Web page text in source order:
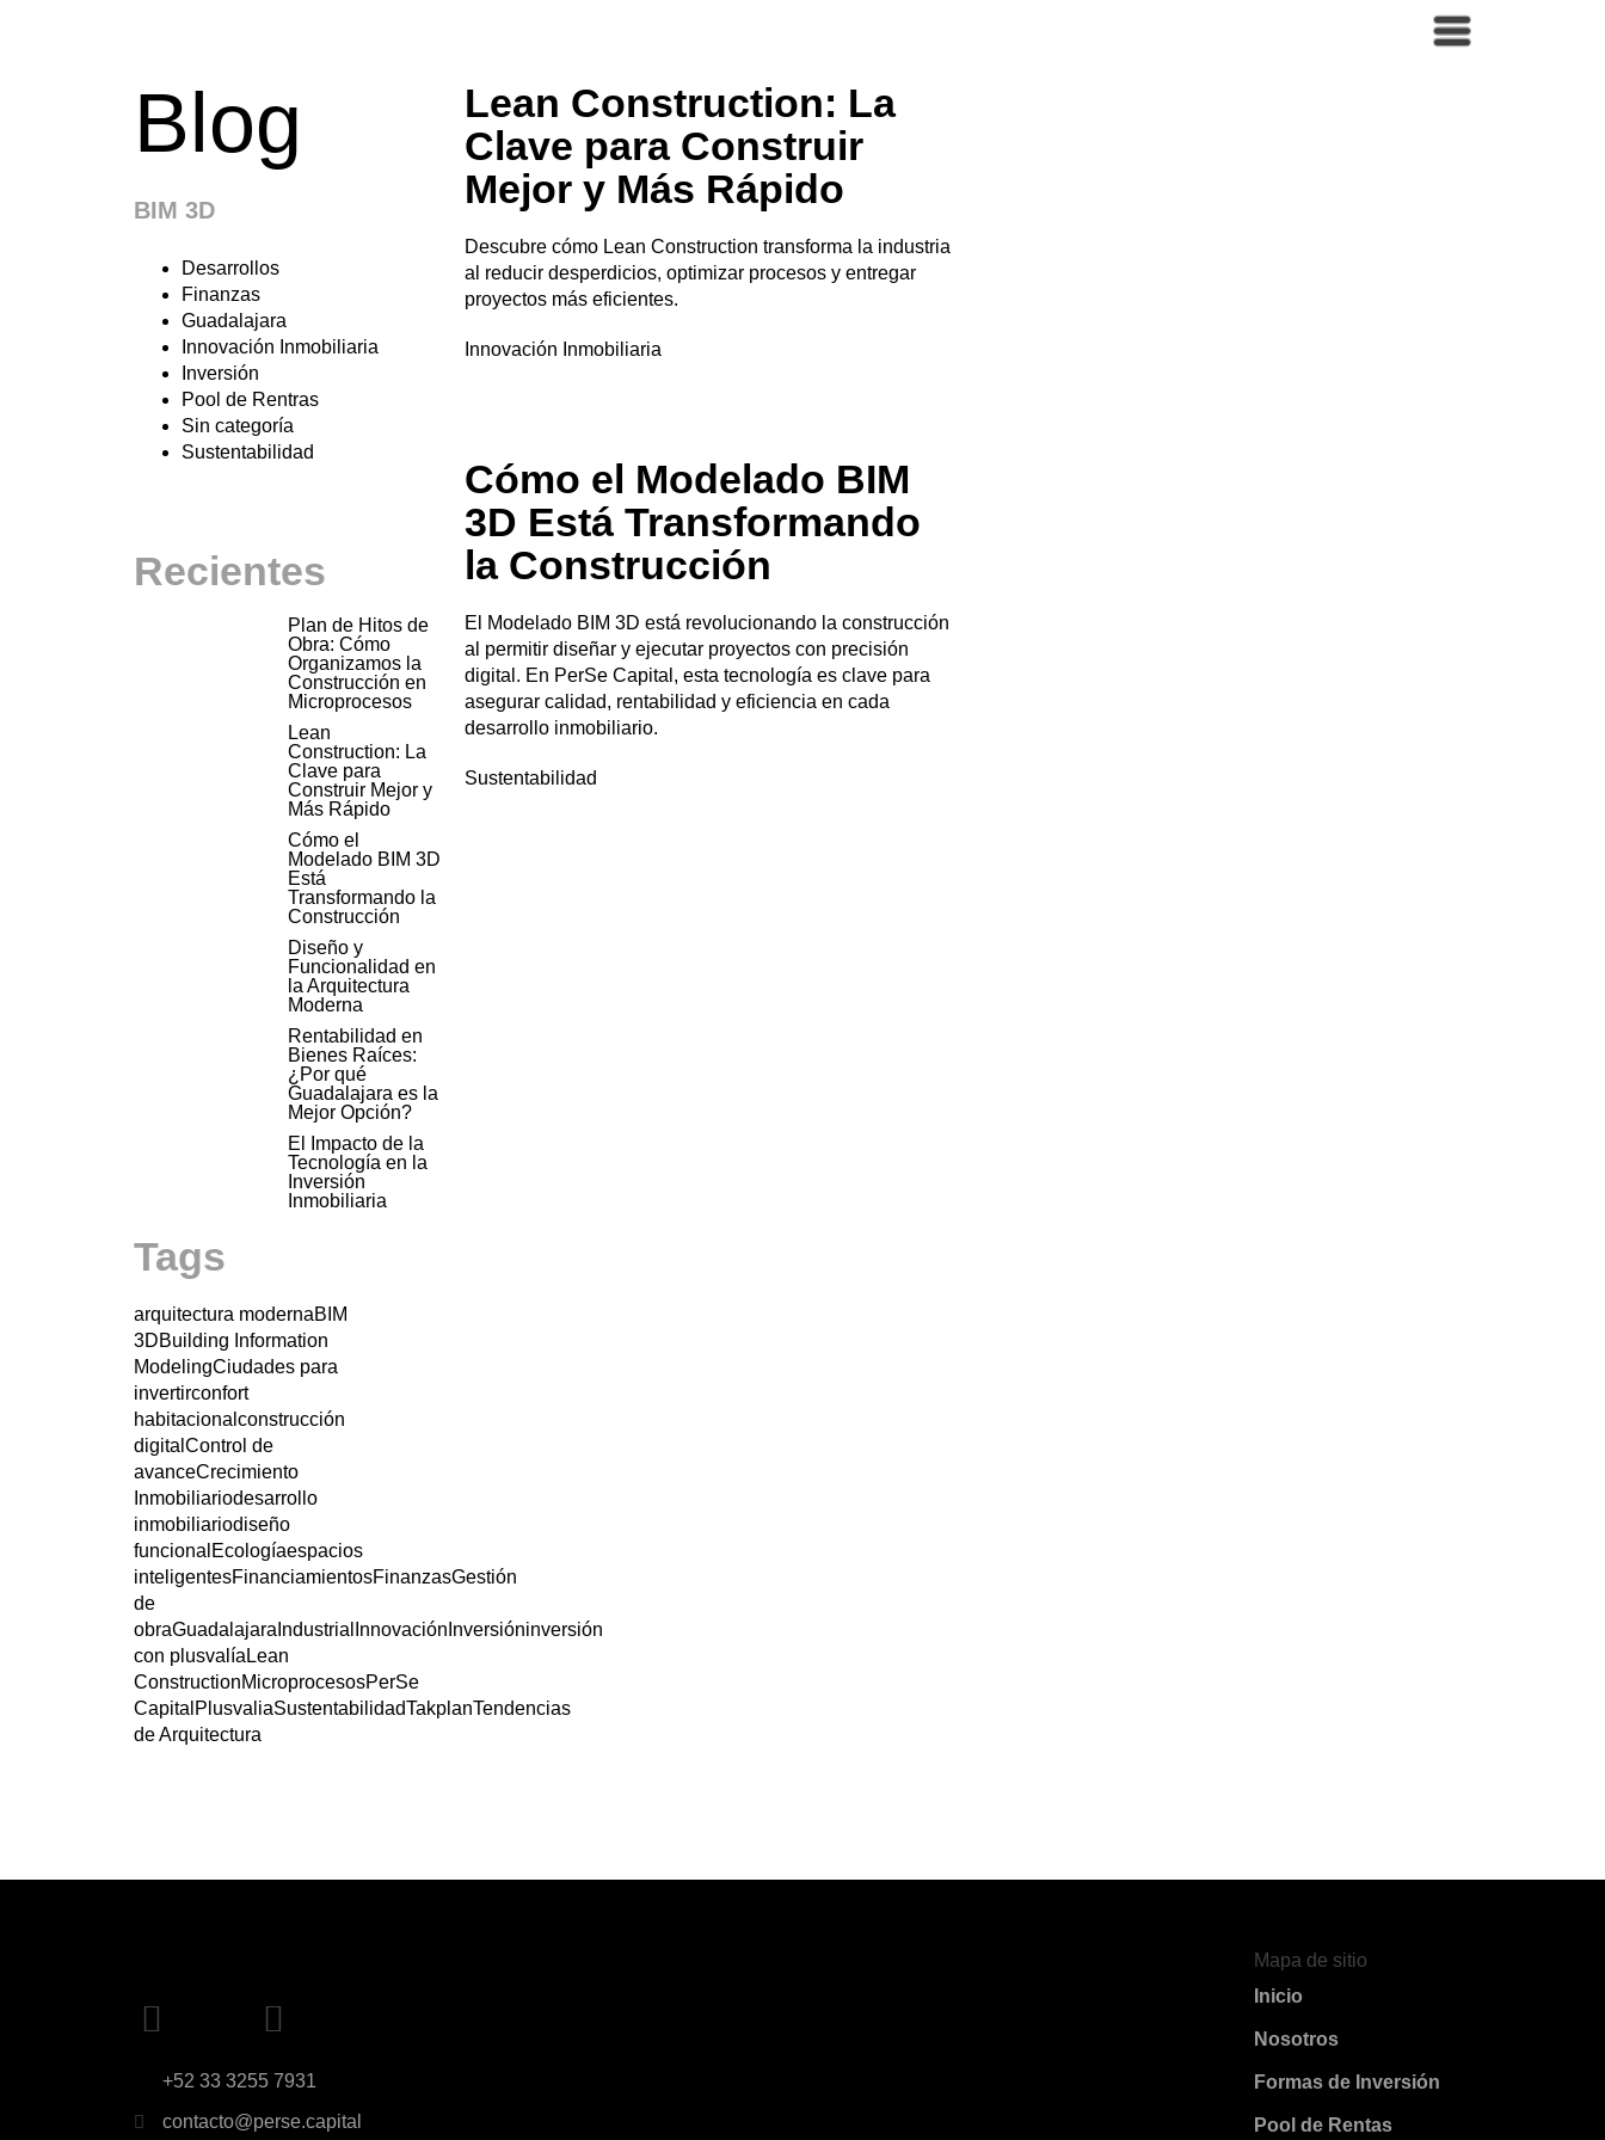
Blog
BIM 3D
Desarrollos
Finanzas
Guadalajara
Innovación Inmobiliaria
Inversión
Pool de Rentras
Sin categoría
Sustentabilidad
Recientes
Plan de Hitos de
Obra: Cómo
Organizamos la
Construcción en
Microprocesos
Lean
Construction: La
Clave para
Construir Mejor y
Más Rápido
Cómo el
Modelado BIM 3D
Está
Transformando la
Construcción
Diseño y
Funcionalidad en
la Arquitectura
Moderna
Rentabilidad en
Bienes Raíces:
¿Por qué
Guadalajara es la
Mejor Opción?
El Impacto de la
Tecnología en la
Inversión
Inmobiliaria
Tags
arquitectura modernaBIM
3DBuilding Information
ModelingCiudades para
invertirconfort
habitacional construcción
digital Control de
avanceCrecimiento
Inmobiliariodesarrollo
inmobiliariodiseño
funcional Ecologíaespacios
inteligentesFinanciamientosFinanzasGestión
de
obraGuadalajara Industrial Innovación Inversióninversión
con plusvalía Lean
ConstructionMicroprocesosPerSe
Capital PlusvaliaSustentabilidadTakplanTendencias
de Arquitectura
Lean Construction: La
Clave para Construir
Mejor y Más Rápido
Descubre cómo Lean Construction transforma la industria
al reducir desperdicios, optimizar procesos y entregar
proyectos más eficientes.
Innovación Inmobiliaria
Cómo el Modelado BIM
3D Está Transformando
la Construcción
El Modelado BIM 3D está revolucionando la construcción
al permitir diseñar y ejecutar proyectos con precisión
digital. En PerSe Capital, esta tecnología es clave para
asegurar calidad, rentabilidad y eficiencia en cada
desarrollo inmobiliario.
Sustentabilidad
+52 33 3255 7931
contacto@perse.capital
Mapa de sitio
Inicio
Nosotros
Formas de Inversión
Pool de Rentas